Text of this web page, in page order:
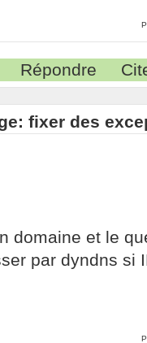
Répondre
fixer des
domaine et le
par dyndns si